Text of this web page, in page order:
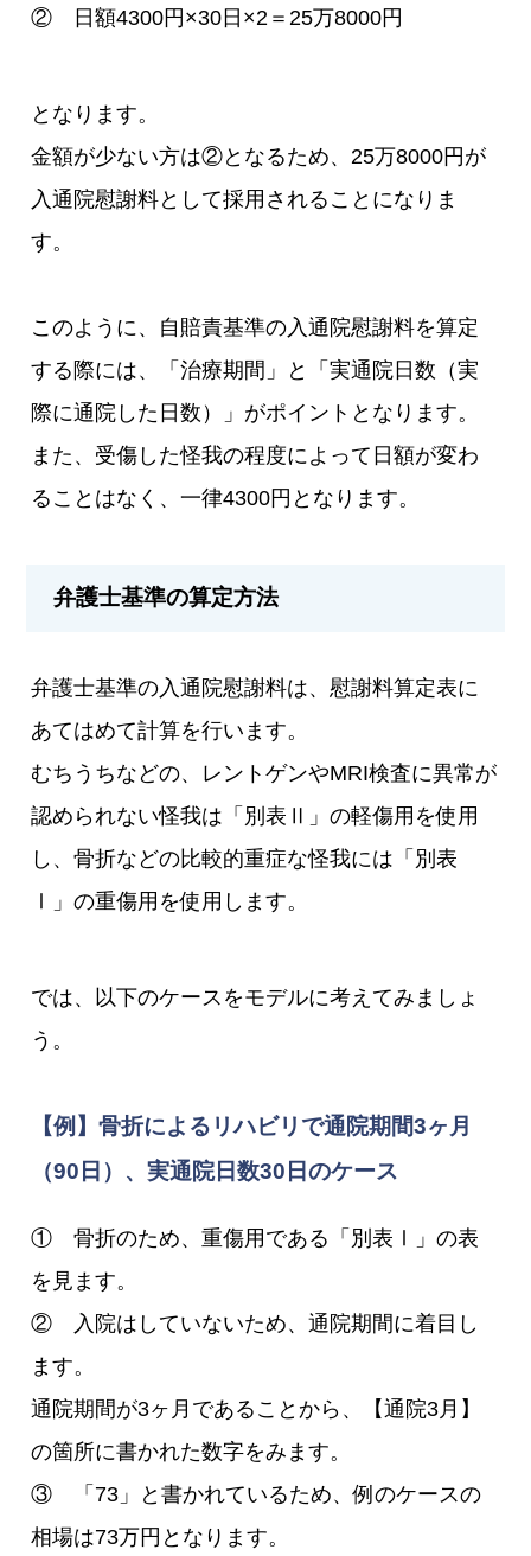
② 日額4300円×30日×2＝25万8000円
となります。
金額が少ない方は②となるため、25万8000円が
入通院慰謝料として採用されることになりま
す。
このように、自賠責基準の入通院慰謝料を算定
する際には、「治療期間」と「実通院日数（実
際に通院した日数）」がポイントとなります。
また、受傷した怪我の程度によって日額が変わ
ることはなく、一律4300円となります。
弁護士基準の算定方法
弁護士基準の入通院慰謝料は、慰謝料算定表に
あてはめて計算を行います。
むちうちなどの、レントゲンやMRI検査に異常が
認められない怪我は「別表Ⅱ」の軽傷用を使用
し、骨折などの比較的重症な怪我には「別表
Ⅰ」の重傷用を使用します。
では、以下のケースをモデルに考えてみましょ
う。
【例】骨折によるリハビリで通院期間3ヶ月
（90日）、実通院日数30日のケース
① 骨折のため、重傷用である「別表Ⅰ」の表
を見ます。
② 入院はしていないため、通院期間に着目し
ます。
通院期間が3ヶ月であることから、【通院3月】
の箇所に書かれた数字をみます。
③ 「73」と書かれているため、例のケースの
相場は73万円となります。